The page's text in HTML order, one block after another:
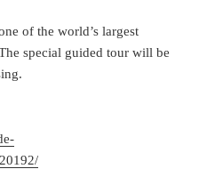
of the world’s largest
special guided tour will be